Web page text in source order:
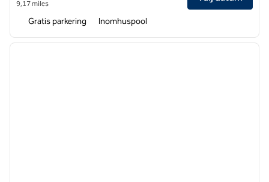
9,17 miles
Gratis parkering Inomhuspool
1 av 12
nästa